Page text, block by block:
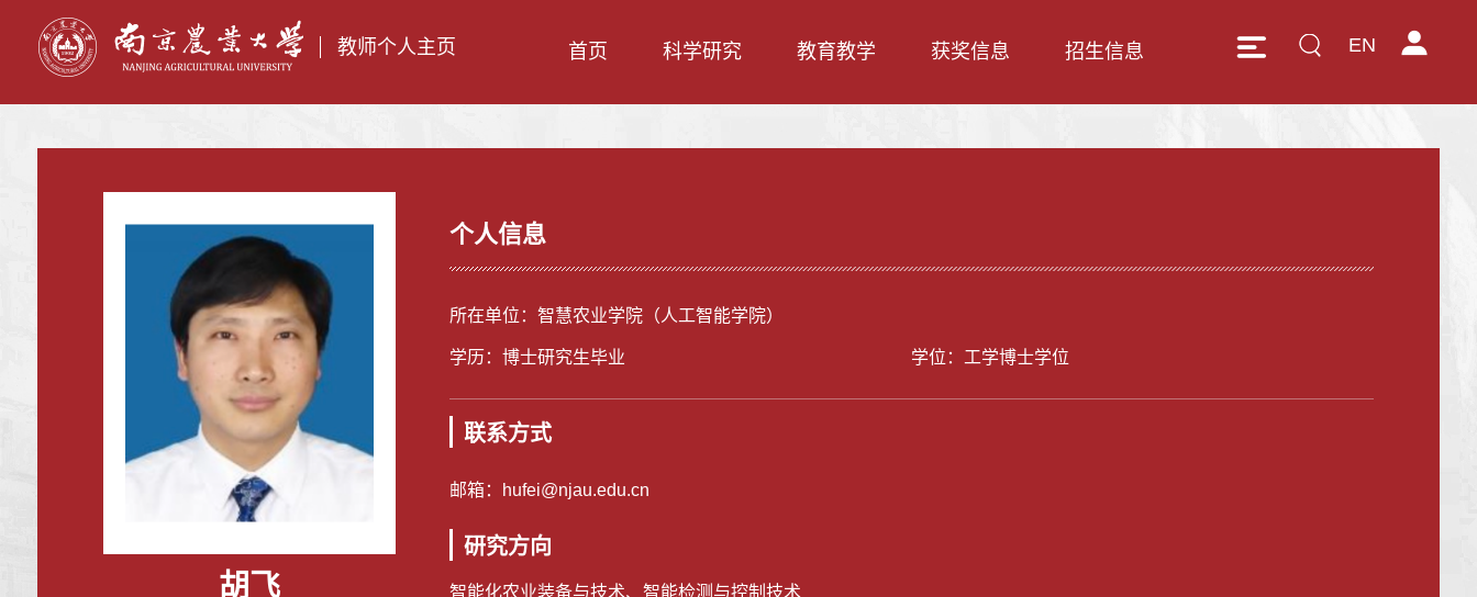
教师个人主页 EN
首页 科学研究 教育教学 获奖信息 招生信息
胡飞
个人信息
所在单位：智慧农业学院（人工智能学院）
学历：博士研究生毕业 学位：工学博士学位
联系方式
邮箱： hufei@njau.edu.cn
研究方向
智能化农业装备与技术、智能检测与控制技术